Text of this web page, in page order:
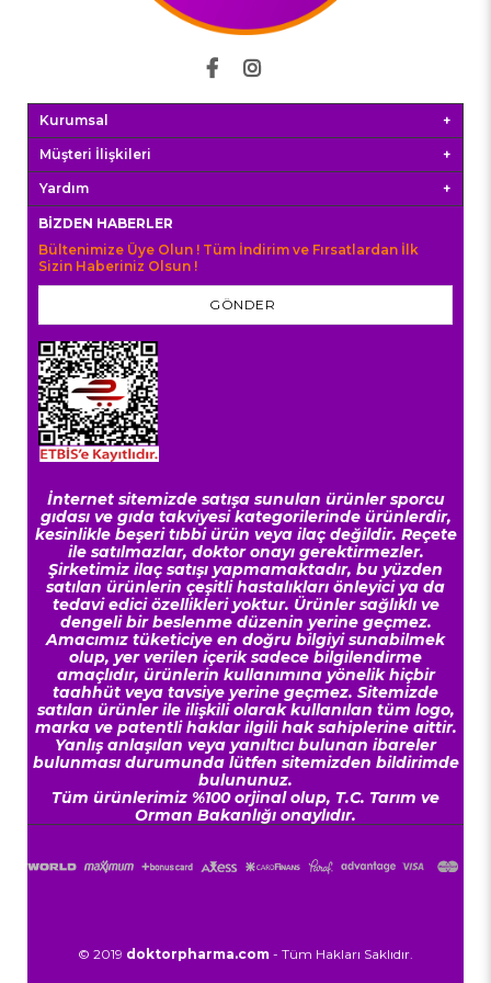
Kurumsal
Müşteri İlişkileri
Yardım
BIZDEN HABERLER
Bültenimize Üye Olun ! Tüm İndirim ve Fırsatlardan İlk
Sizin Haberiniz Olsun !
GÖNDER
İnternet sitemizde satışa sunulan ürünler sporcu
gıdası ve gıda takviyesi kategorilerinde ürünlerdir,
kesinlikle beşeri tıbbi ürün veya ilaç değildir. Reçete
ile satılmazlar, doktor onayı gerektirmezler.
Şirketimiz ilaç satışı yapmamaktadır, bu yüzden
satılan ürünlerin çeşitli hastalıkları önleyici ya da
tedavi edici özellikleri yoktur. Ürünler sağlıklı ve
dengeli bir beslenme düzenin yerine geçmez.
Amacımız tüketiciye en doğru bilgiyi sunabilmek
olup, yer verilen içerik sadece bilgilendirme
amaçlıdır, ürünlerin kullanımına yönelik hiçbir
taahhüt veya tavsiye yerine geçmez. Sitemizde
satılan ürünler ile ilişkili olarak kullanılan tüm logo,
marka ve patentli haklar ilgili hak sahiplerine aittir.
Yanlış anlaşılan veya yanıltıcı bulunan ibareler
bulunması durumunda lütfen sitemizden bildirimde
bulununuz.
Tüm ürünlerimiz %100 orjinal olup, T.C. Tarım ve
Orman Bakanlığı onaylıdır.
© 2019 doktorpharma.com - Tüm Hakları Saklıdır.